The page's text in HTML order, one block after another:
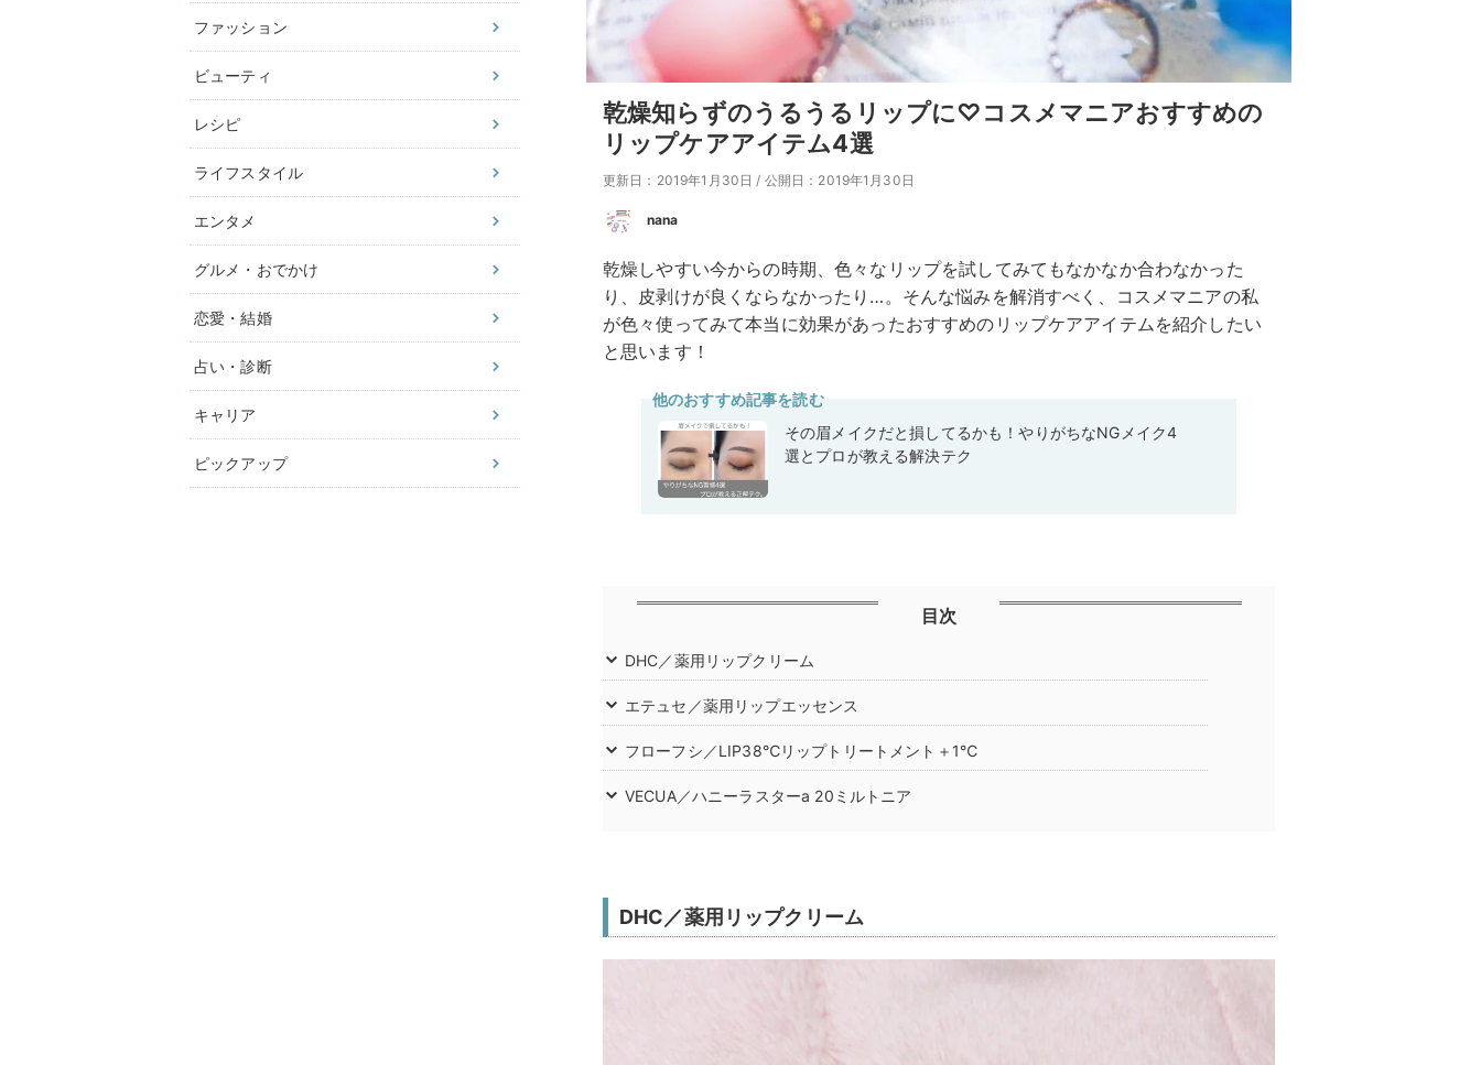
ファッション
ビューティ
レシピ
ライフスタイル
エンタメ
グルメ・おでかけ
恋愛・結婚
占い・診断
キャリア
ピックアップ
乾燥知らずのうるうるリップに♡コスメマニアおすすめの
リップケアアイテム4選
更新日：2019年1月30日 / 公開日：2019年1月30日
nana
乾燥しやすい今からの時期、色々なリップを試してみてもなかなか合わなかった
り、皮剥けが良くならなかったり…。そんな悩みを解消すべく、コスメマニアの私
が色々使ってみて本当に効果があったおすすめのリップケアアイテムを紹介したい
と思います！
他のおすすめ記事を読む
その眉メイクだと損してるかも！やりがちなNGメイク4
選とプロが教える解決テク
目次
DHC／薬用リップクリーム
エテュセ／薬用リップエッセンス
フローフシ／LIP38℃リップトリートメント＋1℃
VECUA／ハニーラスターa 20ミルトニア
DHC／薬用リップクリーム